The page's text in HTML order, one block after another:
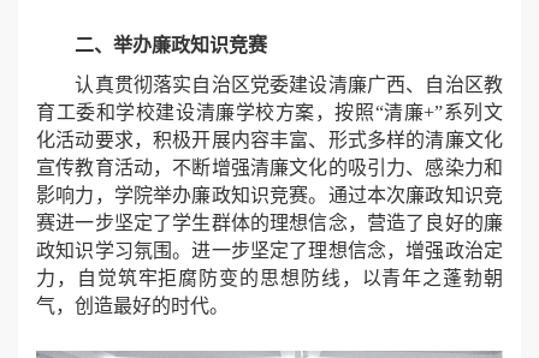
二、举办廉政知识竞赛
认真贯彻落实自治区党委建设清廉广西、自治区教
育工委和学校建设清廉学校方案，按照“清廉+”系列文
化活动要求，积极开展内容丰富、形式多样的清廉文化
宣传教育活动，不断增强清廉文化的吸引力、感染力和
影响力，学院举办廉政知识竞赛。通过本次廉政知识竞
赛进一步坚定了学生群体的理想信念，营造了良好的廉
政知识学习氛围。进一步坚定了理想信念，增强政治定
力，自觉筑牢拒腐防变的思想防线，以青年之蓬勃朝
气，创造最好的时代。